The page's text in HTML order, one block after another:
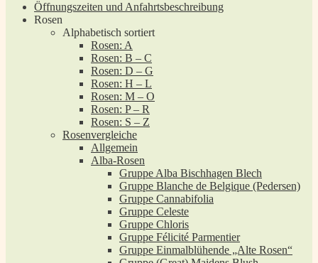
Öffnungszeiten und Anfahrtsbeschreibung
Rosen
Alphabetisch sortiert
Rosen: A
Rosen: B – C
Rosen: D – G
Rosen: H – L
Rosen: M – O
Rosen: P – R
Rosen: S – Z
Rosenvergleiche
Allgemein
Alba-Rosen
Gruppe Alba Bischhagen Blech
Gruppe Blanche de Belgique (Pedersen)
Gruppe Cannabifolia
Gruppe Celeste
Gruppe Chloris
Gruppe Félicité Parmentier
Gruppe Einmalblühende „Alte Rosen“